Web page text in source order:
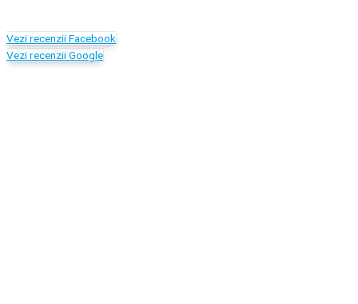
Vezi recenzii Facebook
Vezi recenzii Google